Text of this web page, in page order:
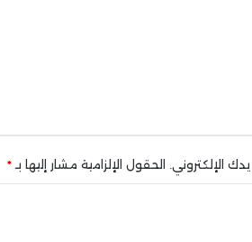
الإلكتروني. الحقول الإلزامية مشار إليها بـ *